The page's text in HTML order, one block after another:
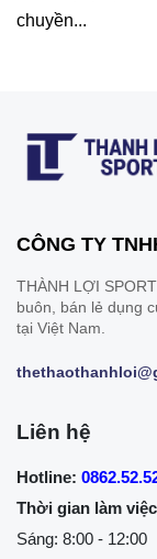
chuyền...
CÔNG TY
THÀNH LỢI
buôn, bán lẻ dụng
tại Việt Nam.
Liên hệ
Hotline:
Thời gian làm việc
Sáng: 8:00 - 12:00